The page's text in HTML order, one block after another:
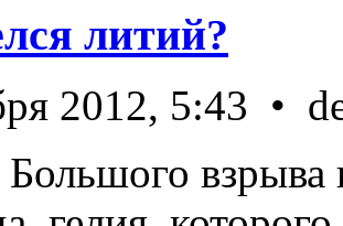
литий?
2012, 5:43 •
взрыва